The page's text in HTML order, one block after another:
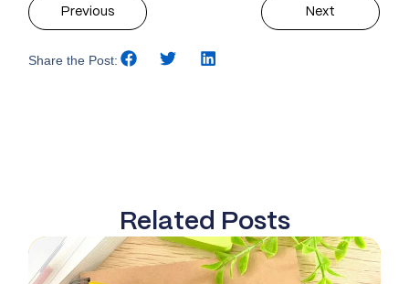
Previous Next
Share the Post:
Related Posts